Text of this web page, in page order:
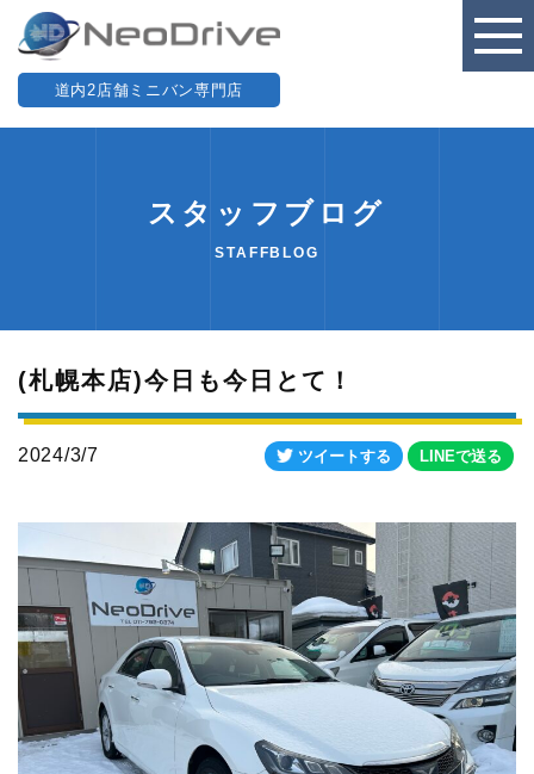
道内2店舗ミニバン専門店
スタッフブログ
STAFFBLOG
(札幌本店)今日も今日とて！
2024/3/7 ツイートする LINEで送る